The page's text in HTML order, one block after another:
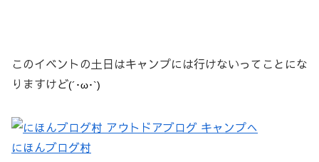
このイベントの土日はキャンプには行けないってことにな
りますけど(´･ω･`)
にほんブログ村